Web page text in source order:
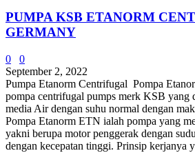
PUMPA KSB ETANORM
GERMANY
0
0
September 2, 2022
Pumpa Etanorm Centrifugal Pompa
pompa centrifugal pumps merk KSB yang
media Air dengan suhu normal dengan
Pompa Etanorm ETN ialah pompa yang
yakni berupa motor penggerak dengan
dengan kecepatan tinggi. Prinsip kerjanya